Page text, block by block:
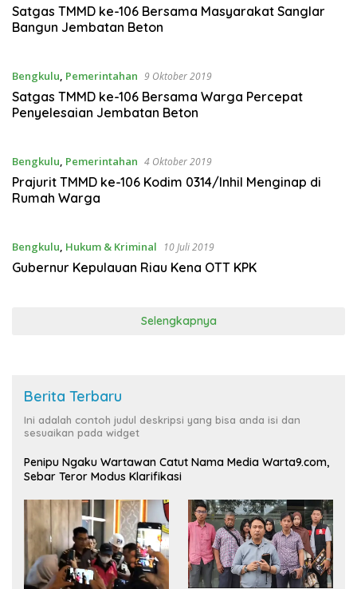
Satgas TMMD ke-106 Bersama Masyarakat Sanglar
Bangun Jembatan Beton
Bengkulu, Pemerintahan 9 Oktober 2019
Satgas TMMD ke-106 Bersama Warga Percepat
Penyelesaian Jembatan Beton
Bengkulu, Pemerintahan 4 Oktober 2019
Prajurit TMMD ke-106 Kodim 0314/Inhil Menginap di
Rumah Warga
Bengkulu, Hukum & Kriminal 10 Juli 2019
Gubernur Kepulauan Riau Kena OTT KPK
Selengkapnya
Berita Terbaru
Ini adalah contoh judul deskripsi yang bisa anda isi dan
sesuaikan pada widget
Penipu Ngaku Wartawan Catut Nama Media Warta9.com,
Sebar Teror Modus Klarifikasi